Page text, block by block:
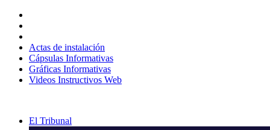
contenido
Actas de instalación
Cápsulas Informativas
Gráficas Informativas
Videos Instructivos Web
El Tribunal